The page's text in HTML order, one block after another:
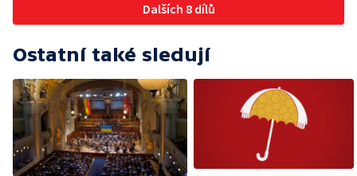
Dalších 8 dílů
Ostatní také sledují